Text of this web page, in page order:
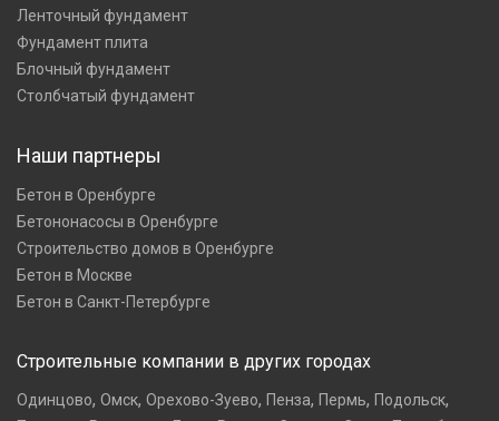
Ленточный фундамент
Фундамент плита
Блочный фундамент
Столбчатый фундамент
Наши партнеры
Бетон в Оренбурге
Бетононасосы в Оренбурге
Строительство домов в Оренбурге
Бетон в Москве
Бетон в Санкт-Петербурге
Строительные компании в других городах
Одинцово, Омск, Орехово-Зуево, Пенза, Пермь, Подольск,